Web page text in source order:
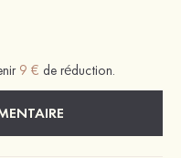
9 € de réduction.